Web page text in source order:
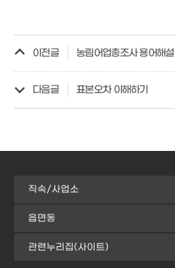
이전글 농림어업총조사 용어해설
다음글 표본오차 이해하기
직속/사업소
읍면동
관련누리집(사이트)